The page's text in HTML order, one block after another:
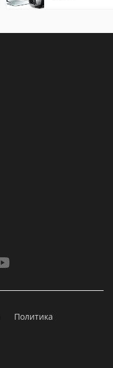
Политика